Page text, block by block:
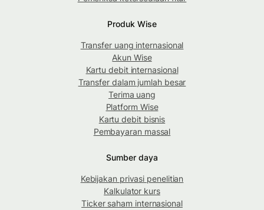
Produk Wise
Transfer uang internasional
Akun Wise
Kartu debit internasional
Transfer dalam jumlah besar
Terima uang
Platform Wise
Kartu debit bisnis
Pembayaran massal
Sumber daya
Kebijakan privasi penelitian
Kalkulator kurs
Ticker saham internasional